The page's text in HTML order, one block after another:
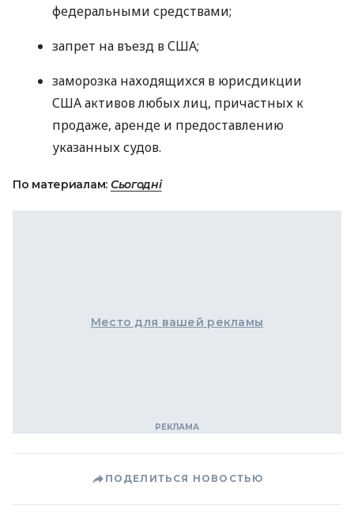
федеральными средствами;
запрет на въезд вСША;
заморозка находящихся в юрисдикции
СШАактивов любых лиц, причастных к
продаже, аренде и предоставлению
указанных судов.
По материалам: Сьогодні
Место для вашей рекламы
ПОДЕЛИТЬСЯ НОВОСТЬЮ